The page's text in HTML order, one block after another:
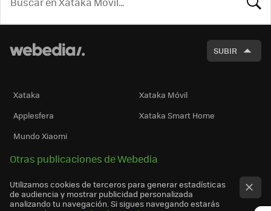
SUBIR
Xataka
Xataka Móvil
Applesfera
Xataka Smart Home
Mundo Xiaomi
Otras publicaciones de Webedia
Utilizamos cookies de terceros para generar estadísticas
de audiencia y mostrar publicidad personalizada
analizando tu navegación. Si sigues navegando estarás